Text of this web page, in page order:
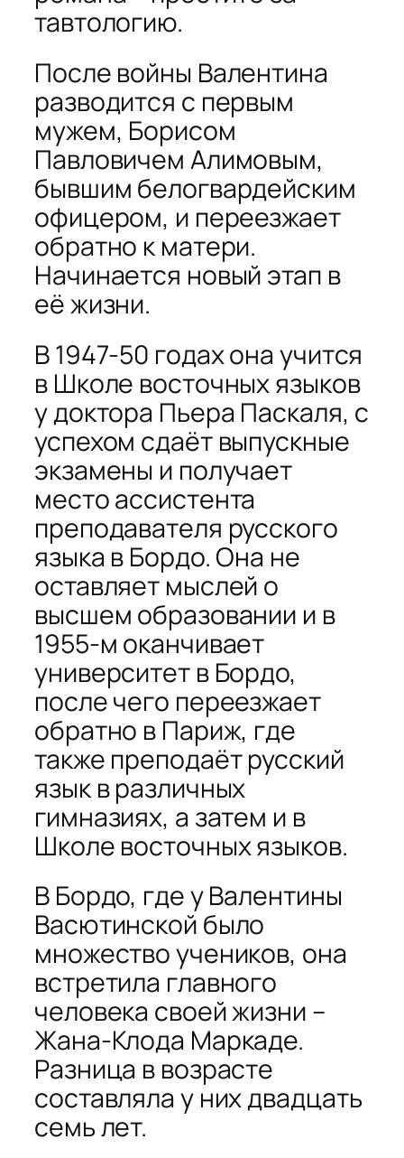
тавтологию.
После войны Валентина
разводится с первым
мужем, Борисом
Павловичем Алимовым,
бывшим белогвардейским
офицером, и переезжает
обратно к матери.
Начинается новый этап в
её жизни.
В 1947-50 годах она учится
в Школе восточных языков
у доктора Пьера Паскаля, с
успехом сдаёт выпускные
экзамены и получает
место ассистента
преподавателя русского
языка в Бордо. Она не
оставляет мыслей о
высшем образовании и в
1955-м оканчивает
университет в Бордо,
после чего переезжает
обратно в Париж, где
также преподаёт русский
язык в различных
гимназиях, а затем и в
Школе восточных языков.
В Бордо, где у Валентины
Васютинской было
множество учеников, она
встретила главного
человека своей жизни –
Жана-Клода Маркаде.
Разница в возрасте
составляла у них двадцать
семь лет.